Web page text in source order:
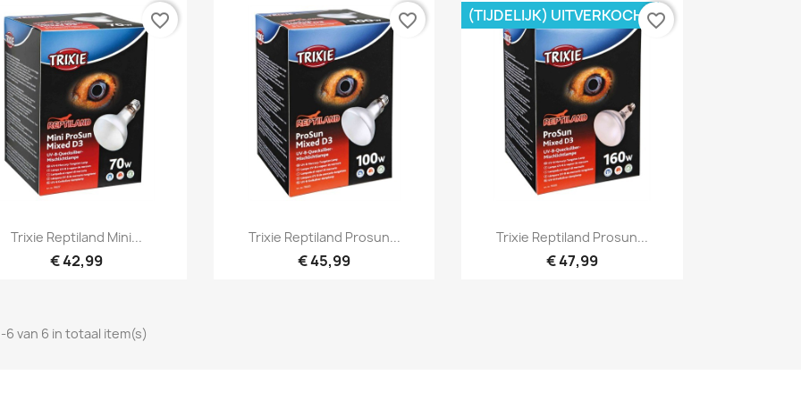
Snel bekijken
Trixie Reptiland Mini...
€ 42,99
favorite_border
Snel bekijken
Trixie Reptiland Prosun...
€ 45,99
favorite_border
Snel bekijken
Trixie Reptiland Prosun...
€ 47,99
(TIJDELIJK) UITVERKOCHTfavorite_border
6 van 6 in totaal item(s)